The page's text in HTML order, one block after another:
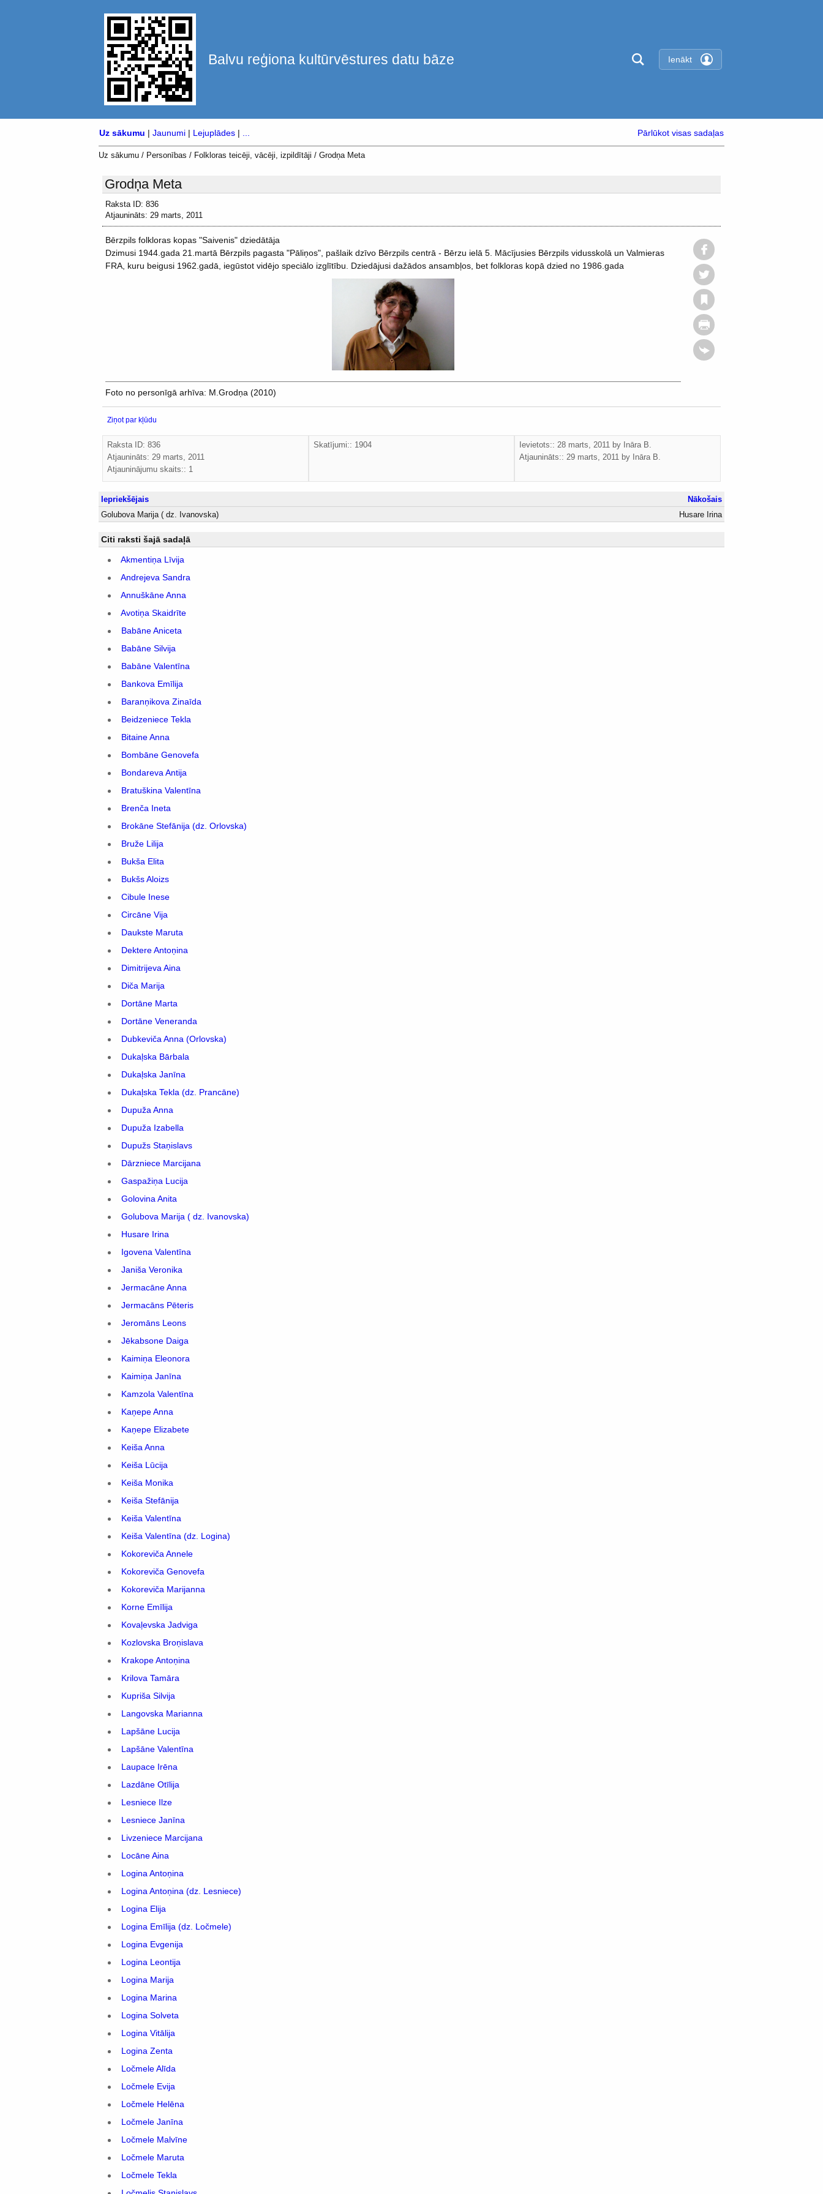
Balvu reģiona kultūrvēstures datu bāze Ienākt
Uz sākumu | Jaunumi | Lejuplādes | Pārlūkot visas sadaļas
Uz sākumu / Personības / Folkloras teicēji, vācēji, izpildītāji / Grodņa Meta
Grodņa Meta
Raksta ID: 836
Atjaunināts: 29 marts, 2011
Bērzpils folkloras kopas "Saivenis" dziedātāja
Dzimusi 1944.gada 21.martā Bērzpils pagasta "Pāliņos", pašlaik dzīvo Bērzpils centrā - Bērzu ielā 5. Mācījusies Bērzpils vidusskolā un Valmieras
FRA, kuru beigusi 1962.gadā, iegūstot vidējo speciālo izglītību. Dziedājusi dažādos ansambļos, bet folkloras kopā dzied no 1986.gada
Foto no personīgā arhīva: M.Grodņa (2010)
Ziņot par kļūdu
Raksta ID: 836
Atjaunināts: 29 marts, 2011
Atjauninājumu skaits:: 1
Skatījumi:: 1904 Ievietots:: 28 marts, 2011 by Ināra B.
Atjaunināts:: 29 marts, 2011 by Ināra B.
Iepriekšējais
Nākošais
Golubova Marija ( dz. Ivanovska)
Husare Irina
Citi raksti šajā sadaļā
Akmentiņa Līvija
Andrejeva Sandra
Annuškāne Anna
Avotiņa Skaidrīte
Babāne Aniceta
Babāne Silvija
Babāne Valentīna
Bankova Emīlija
Baranņikova Zinaīda
Beidzeniece Tekla
Bitaine Anna
Bombāne Genovefa
Bondareva Antija
Bratuškina Valentīna
Brenča Ineta
Brokāne Stefānija (dz. Orlovska)
Bruže Lilija
Bukša Elita
Bukšs Aloizs
Cibule Inese
Circāne Vija
Daukste Maruta
Dektere Antoņina
Dimitrijeva Aina
Diča Marija
Dortāne Marta
Dortāne Veneranda
Dubkeviča Anna (Orlovska)
Dukaļska Bārbala
Dukaļska Janīna
Dukaļska Tekla (dz. Prancāne)
Dupuža Anna
Dupuža Izabella
Dupužs Staņislavs
Dārzniece Marcijana
Gaspažiņa Lucija
Golovina Anita
Golubova Marija ( dz. Ivanovska)
Husare Irina
Igovena Valentīna
Janiša Veronika
Jermacāne Anna
Jermacāns Pēteris
Jeromāns Leons
Jēkabsone Daiga
Kaimiņa Eleonora
Kaimiņa Janīna
Kamzola Valentīna
Kaņepe Anna
Kaņepe Elizabete
Keiša Anna
Keiša Lūcija
Keiša Monika
Keiša Stefānija
Keiša Valentīna
Keiša Valentīna (dz. Logina)
Kokoreviča Annele
Kokoreviča Genovefa
Kokoreviča Marijanna
Korne Emīlija
Kovaļevska Jadviga
Kozlovska Broņislava
Krakope Antoņina
Krilova Tamāra
Kupriša Silvija
Langovska Marianna
Lapšāne Lucija
Lapšāne Valentīna
Laupace Irēna
Lazdāne Otīlija
Lesniece Ilze
Lesniece Janīna
Livzeniece Marcijana
Locāne Aina
Logina Antoņina
Logina Antoņina (dz. Lesniece)
Logina Elija
Logina Emīlija (dz. Ločmele)
Logina Evgenija
Logina Leontija
Logina Marija
Logina Marina
Logina Solveta
Logina Vitālija
Logina Zenta
Ločmele Alīda
Ločmele Evija
Ločmele Helēna
Ločmele Janīna
Ločmele Malvīne
Ločmele Maruta
Ločmele Tekla